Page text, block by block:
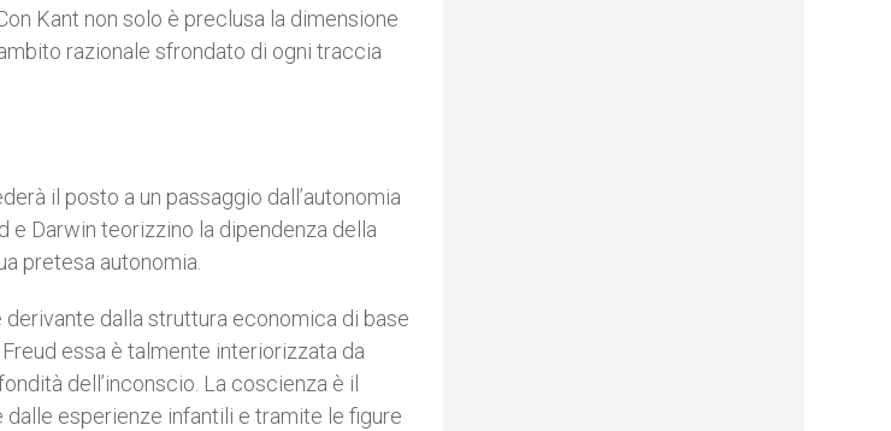
Kant non solo è preclusa la dimensione
razionale sfrondato di ogni traccia
il posto a un passaggio dall’autonomia
e Darwin teorizzino la dipendenza della
pretesa autonomia.
dalla struttura economica di base
essa è talmente interiorizzata da
dell’inconscio. La coscienza è il
esperienze infantili e tramite le figure